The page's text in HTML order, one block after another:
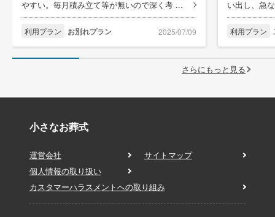
やすい。毎月積み立て等が無いので深く考 ...
利用プラン お別れプラン 2025/07/09
い出し、急
利用プラン
さらにもっと見る
小さなお葬式
運営会社
サイトマップ
個人情報の取り扱い
カスタマーハラスメントへの取り組み